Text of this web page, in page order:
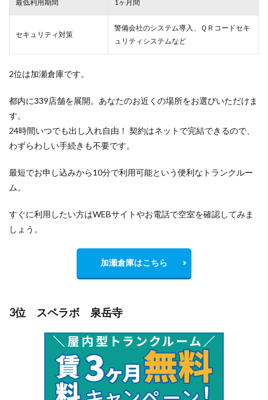
最低利用期間 1ヶ月間
セキュリティ対策
警備会社のシステム導入、ＱＲコードセキ
ュリティシステムなど
2位は加瀬倉庫です。
都内に339店舗を展開。あなたのお近くの場所をお選びいただけま
す。
24時間いつでも出し入れ自由！ 契約はネットで完結できるので、
わずらわしい手続きも不要です。
最短でお申し込みから10分で利用可能という便利なトランクルー
ム。
すぐに利用したい方はWEBサイトやお電話で空室を確認してみま
しょう。
加瀬倉庫はこちら
3位 スペラボ 泉岳寺